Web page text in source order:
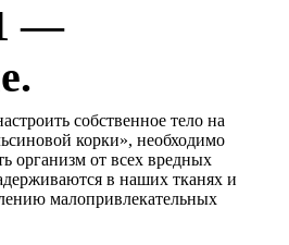
—
собственное тело на
корки», необходимо
организм от всех вредных
в наших тканях и
малопривлекательных